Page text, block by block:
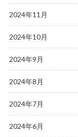
2024年11月
2024年10月
2024年9月
2024年8月
2024年7月
2024年6月